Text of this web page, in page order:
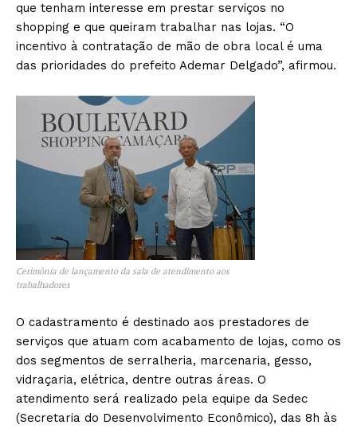
que tenham interesse em prestar serviços no
shopping e que queiram trabalhar nas lojas. “O
incentivo à contratação de mão de obra local é uma
das prioridades do prefeito Ademar Delgado”, afirmou.
Cerimônia de lançamento da sala de atendimento aos
trabalhadores
O cadastramento é destinado aos prestadores de
serviços que atuam com acabamento de lojas, como os
dos segmentos de serralheria, marcenaria, gesso,
vidraçaria, elétrica, dentre outras áreas. O
atendimento será realizado pela equipe da Sedec
(Secretaria do Desenvolvimento Econômico), das 8h às